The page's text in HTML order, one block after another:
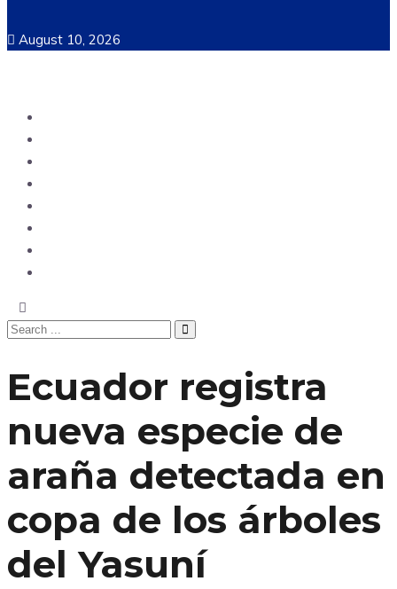
August 10, 2026
Ecuador registra
nueva especie de
araña detectada en
copa de los árboles
del Yasuní